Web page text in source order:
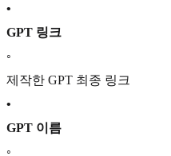
•
GPT 링크
◦
제작한 GPT 최종 링크
•
GPT 이름
◦